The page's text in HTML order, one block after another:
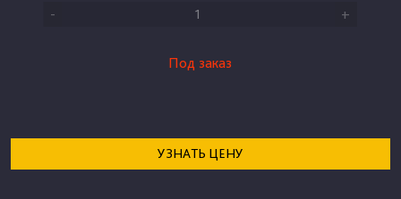
- +
Под заказ
УЗНАТЬ ЦЕНУ